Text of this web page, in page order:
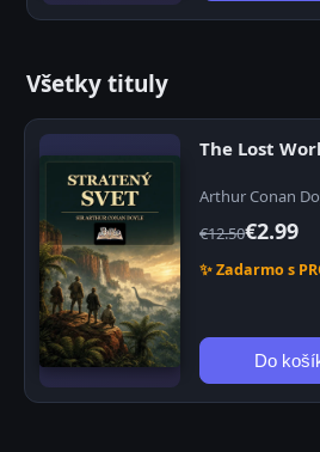
Všetky tituly
The Lost
Arthur Conan
€12.50€2.99
✨ Zadarmo s
Do